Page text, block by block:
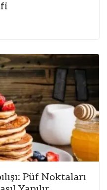
Püf Noktaları